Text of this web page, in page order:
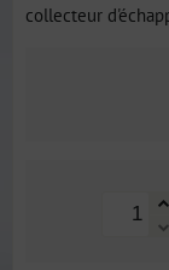
collecteur